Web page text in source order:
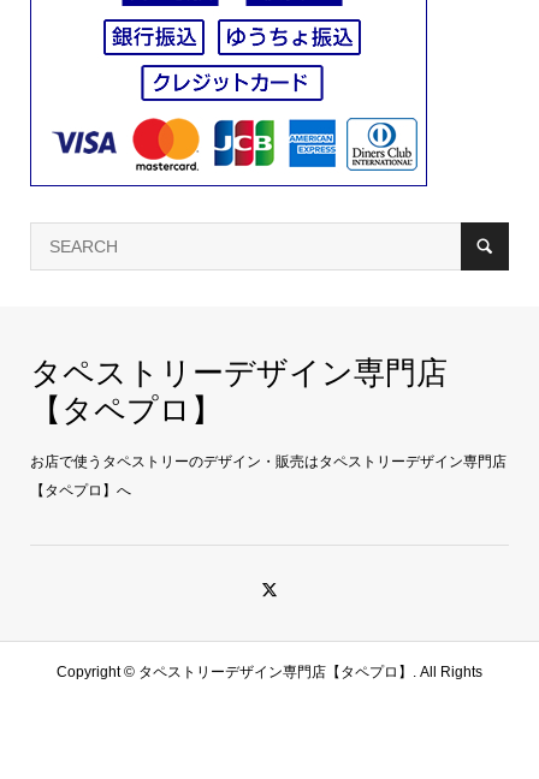
タペストリーデザイン専門店
【タペプロ】
お店で使うタペストリーのデザイン・販売はタペストリーデザイン専門店
【タペプロ】へ
Copyright © タペストリーデザイン専門店【タペプロ】. All Rights